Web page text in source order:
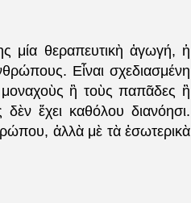
μία θεραπευτικὴ ἀγωγή, ἡ
Εἶναι σχεδιασμένη
μοναχοὺς ἢ τοὺς παπᾶδες ἢ
ἔχει καθόλου διανόησι.
ἀλλὰ μὲ τὰ ἐσωτερικὰ